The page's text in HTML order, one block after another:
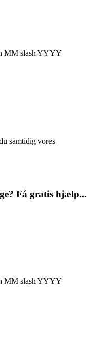
MM slash YYYY
samtidig vores
Få gratis hjælp...
MM slash YYYY